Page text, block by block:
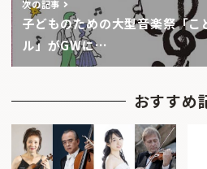
次の記事
子どものための大型音楽祭「こ
ル」がGWに…
おすすめ